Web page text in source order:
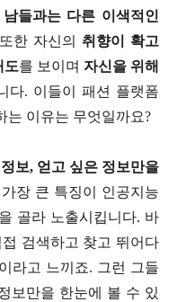
남들과는 다른 이색적인
한 자신의 취향이 확고
도를 보이며 자신을 위해
다. 이들이 패션 플랫폼
는 이유는 무엇일까요?
보, 얻고 싶은 정보만을
장 큰 특징이 인공지능
골라 노출시킵니다. 바
검색하고 찾고 뛰어다
라고 느끼죠. 그런 그들
보만을 한눈에 볼 수 있